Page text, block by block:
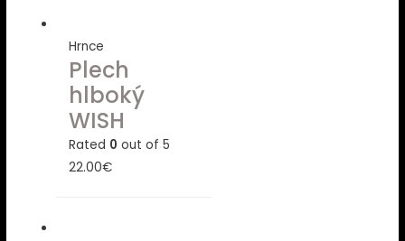
Hrnce
Plech
hlboký
WISH
Rated 0 out of 5
22.00€